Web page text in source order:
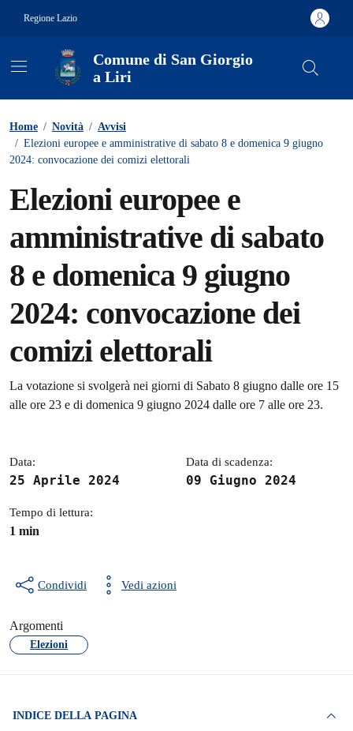
Regione Lazio
Comune di San Giorgio
a Liri
Home / Novità / Avvisi
/ Elezioni europee e amministrative di sabato 8 e domenica 9 giugno
2024: convocazione dei comizi elettorali
Elezioni europee e
amministrative di sabato
8 e domenica 9 giugno
2024: convocazione dei
comizi elettorali
Dettagli della notizia
La votazione si svolgerà nei giorni di Sabato 8 giugno dalle ore 15
alle ore 23 e di domenica 9 giugno 2024 dalle ore 7 alle ore 23.
Data:
25 Aprile 2024
Data di scadenza:
09 Giugno 2024
Tempo di lettura:
1 min
Condividi Vedi azioni
Argomenti
Elezioni
INDICE DELLA PAGINA